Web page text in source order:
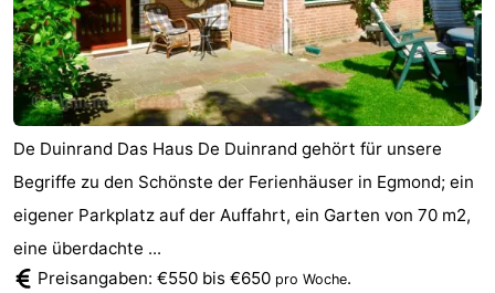
Bergen
De
Woudhoeve
-
Duinpark
Egmond
-
Kustpark
Egmond
aan
Zee
Hotels
Zimmer
(mit
Frühstück)
Lastminutes
Strand
De Duinrand Das Haus De Duinrand gehört für unsere
Begriffe zu den Schönste der Ferienhäuser in Egmond; ein
eigener Parkplatz auf der Auffahrt, ein Garten von 70 m2,
eine überdachte ...
Preisangaben: €550 bis €650 pro Woche.